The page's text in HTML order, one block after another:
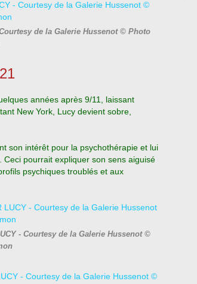
de la Galerie Hussenot © Photo
années après 9/11, laissant
New York, Lucy devient sobre,
son intérêt pour la psychothérapie et lui
pourrait expliquer son sens aiguisé
psychiques troublés et aux
- Courtesy de la Galerie Hussenot ©